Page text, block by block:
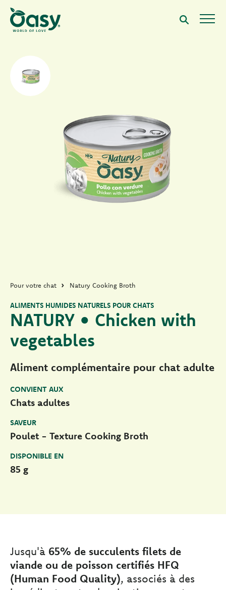
Pour votre chat Natury Cooking Broth
NATURY • Chicken with
vegetables
ALIMENTS HUMIDES NATURELS POUR CHATS
Aliment complémentaire pour chat adulte
CONVIENT AUX
Chats adultes
SAVEUR
Poulet - Texture Cooking Broth
DISPONIBLE EN
85 g
Jusqu'à 65% de succulents filets de
viande ou de poisson certifiés HFQ
(Human Food Quality), associés à des